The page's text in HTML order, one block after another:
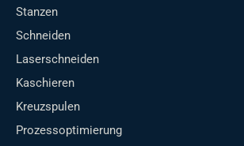
Stanzen
Schneiden
Laserschneiden
Kaschieren
Kreuzspulen
Prozessoptimierung